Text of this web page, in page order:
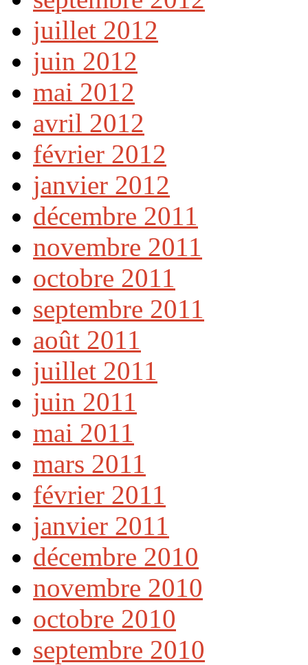
juillet 2012
juin 2012
mai 2012
avril 2012
février 2012
janvier 2012
décembre 2011
novembre 2011
octobre 2011
septembre 2011
août 2011
juillet 2011
juin 2011
mai 2011
mars 2011
février 2011
janvier 2011
décembre 2010
novembre 2010
octobre 2010
septembre 2010